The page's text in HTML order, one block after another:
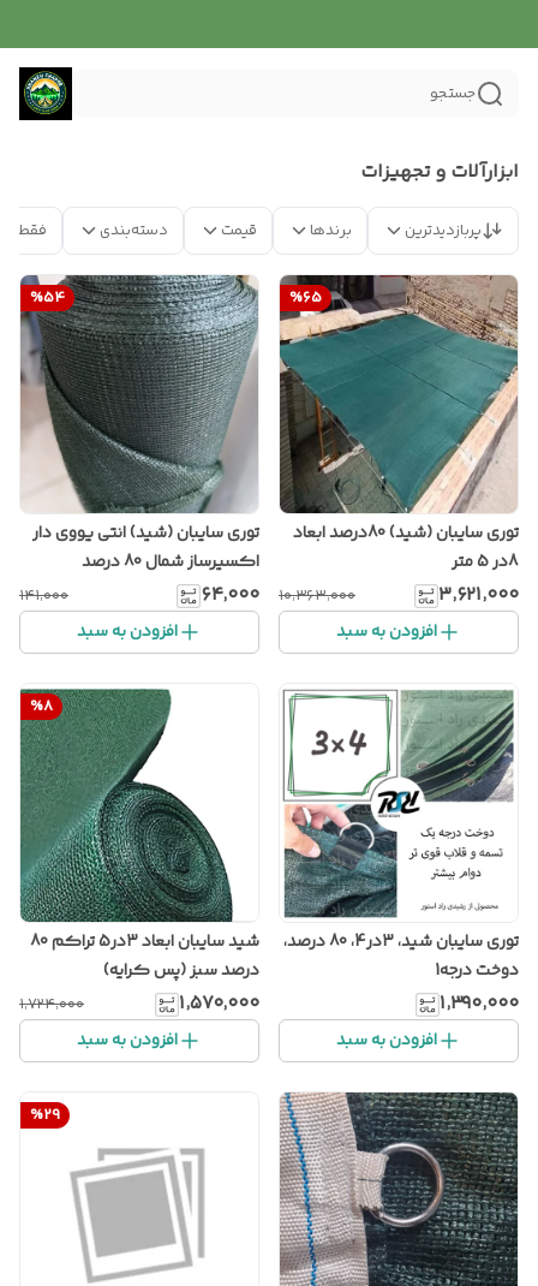
جستجو
ابزارآلات و تجهیزات
پربازدیدترین برندها قیمت دسته‌بندی فقط
%65
توری سایبان (شید) 80درصد ابعاد
8در 5 متر
۳٬۶۲۱٬۰۰۰ ۱۰٬۳۶۳٬۰۰۰
افزودن به سبد
%54
توری سایبان (شید) انتی یووی دار
اکسیرساز شمال 80 درصد
۶۴٬۰۰۰ ۱۴۱٬۰۰۰
افزودن به سبد
توری سایبان شید، 3در4، 80 درصد،
دوخت درجه1
۱٬۳۹۰٬۰۰۰
افزودن به سبد
%8
شید سایبان ابعاد 3در5 تراکم 80
درصد سبز (پس کرایه)
۱٬۵۷۰٬۰۰۰ ۱٬۷۲۴٬۰۰۰
افزودن به سبد
%29